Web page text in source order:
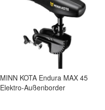
MINN KOTA Endura MAX 45
Elektro-Außenborder